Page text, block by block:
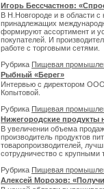
Игорь Бессчастнов:
В Н.Новгороде и в области с
принадлежащих
формируют ассортимент и
покупателей. И
работе с торговыми сетями.
Рубрика Пищевая
Рыбный «Берег»
Интервью с директором
Копытовой.
Рубрика Пищевая
Нижегородские продукты
В увеличении объема
производитель продуктов
товаропроизводителей,
сотрудничество с крупными
Рубрика Пищевая
Алексей Морозов: